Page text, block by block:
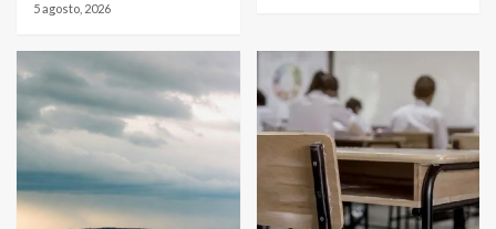
5 agosto, 2026
pampeanos que fueron
protagonistas del fatal accidente
en la mañana del lunes
Accidente en Ruta 5: falleció un
joven de Trenque Lauquen